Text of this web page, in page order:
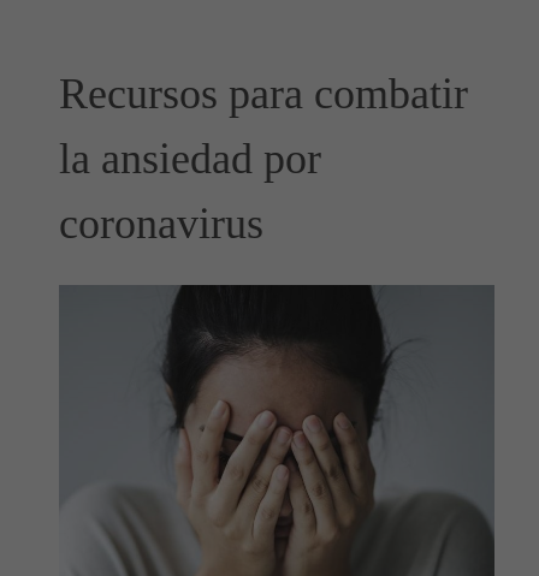
Recursos para combatir
la ansiedad por
coronavirus